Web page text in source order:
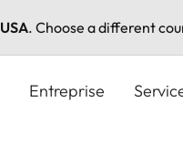
USA. Choose a different
Entreprise